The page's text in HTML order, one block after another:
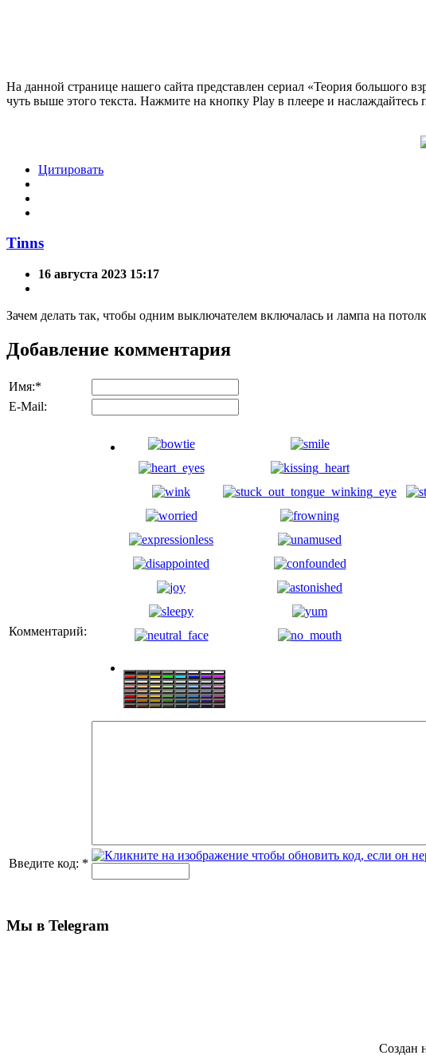
На данной странице нашего сайта представлен сериал «Теория большого
чуть выше этого текста. Нажмите на кнопку Play в плеере и наслаждайтесь
Цитировать
Tinns
16 августа 2023 15:17
Зачем делать так, чтобы одним выключателем включалась и лампа на
Добавление комментария
Имя:*
E-Mail:
Комментарий:
Введите код: *
Мы в Telegram
Создан